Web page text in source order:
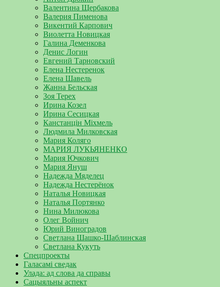
Валентина Щербакова
Валерия Пименова
Викентий Карпович
Виолетта Новицкая
Галина Деменкова
Денис Логин
Евгений Тарновский
Елена Нестеренок
Елена Шавель
Жанна Бельская
Зоя Терех
Ирина Козел
Ирина Сесицкая
Канстанцін Міхмель
Людмила Милковская
Мария Коляго
МАРИЯ ЛУКЬЯНЕНКО
Мария Ючкович
Мария Януш
Надежда Мяделец
Надежда Нестерёнок
Наталья Новицкая
Наталья Портянко
Нина Милюкова
Олег Войнич
Юрий Виноградов
Светлана Шашко-Шаблинская
Светлана Кукуть
Спецпроекты
Галасамі сведак
Улада: ад слова да справы
Сацыяльны аспект